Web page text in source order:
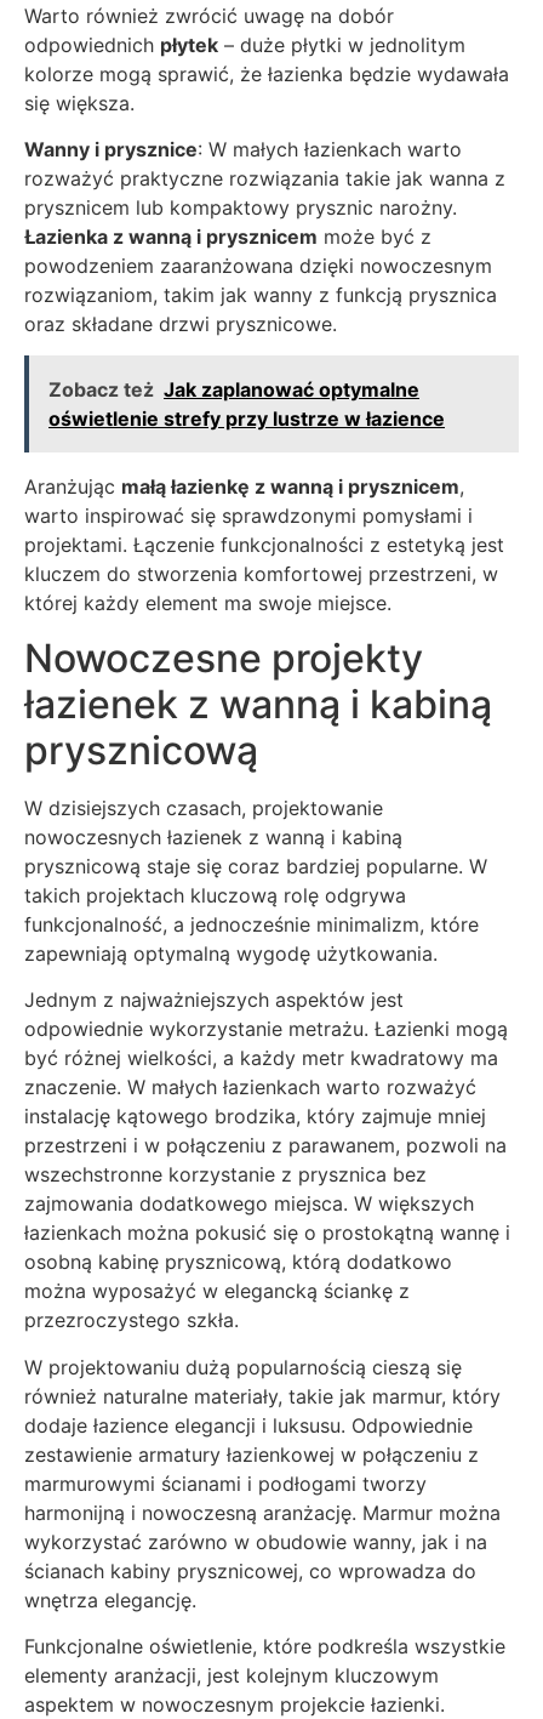
Warto również zwrócić uwagę na dobór
odpowiednich płytek – duże płytki w jednolitym
kolorze mogą sprawić, że łazienka będzie wydawała
się większa.
Wanny i prysznice: W małych łazienkach warto
rozważyć praktyczne rozwiązania takie jak wanna z
prysznicem lub kompaktowy prysznic narożny.
Łazienka z wanną i prysznicem może być z
powodzeniem zaaranżowana dzięki nowoczesnym
rozwiązaniom, takim jak wanny z funkcją prysznica
oraz składane drzwi prysznicowe.
Zobacz też Jak zaplanować optymalne
oświetlenie strefy przy lustrze w łazience
Aranżując małą łazienkę z wanną i prysznicem,
warto inspirować się sprawdzonymi pomysłami i
projektami. Łączenie funkcjonalności z estetyką jest
kluczem do stworzenia komfortowej przestrzeni, w
której każdy element ma swoje miejsce.
Nowoczesne projekty
łazienek z wanną i kabiną
prysznicową
W dzisiejszych czasach, projektowanie
nowoczesnych łazienek z wanną i kabiną
prysznicową staje się coraz bardziej popularne. W
takich projektach kluczową rolę odgrywa
funkcjonalność, a jednocześnie minimalizm, które
zapewniają optymalną wygodę użytkowania.
Jednym z najważniejszych aspektów jest
odpowiednie wykorzystanie metrażu. Łazienki mogą
być różnej wielkości, a każdy metr kwadratowy ma
znaczenie. W małych łazienkach warto rozważyć
instalację kątowego brodzika, który zajmuje mniej
przestrzeni i w połączeniu z parawanem, pozwoli na
wszechstronne korzystanie z prysznica bez
zajmowania dodatkowego miejsca. W większych
łazienkach można pokusić się o prostokątną wannę i
osobną kabinę prysznicową, którą dodatkowo
można wyposażyć w elegancką ściankę z
przezroczystego szkła.
W projektowaniu dużą popularnością cieszą się
również naturalne materiały, takie jak marmur, który
dodaje łazience elegancji i luksusu. Odpowiednie
zestawienie armatury łazienkowej w połączeniu z
marmurowymi ścianami i podłogami tworzy
harmonijną i nowoczesną aranżację. Marmur można
wykorzystać zarówno w obudowie wanny, jak i na
ścianach kabiny prysznicowej, co wprowadza do
wnętrza elegancję.
Funkcjonalne oświetlenie, które podkreśla wszystkie
elementy aranżacji, jest kolejnym kluczowym
aspektem w nowoczesnym projekcie łazienki.